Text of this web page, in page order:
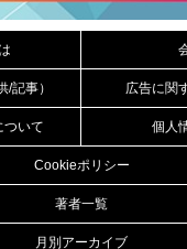
記事） 広告に関
ついて 個人
Cookieポリシー
著者一覧
月別アーカイブ